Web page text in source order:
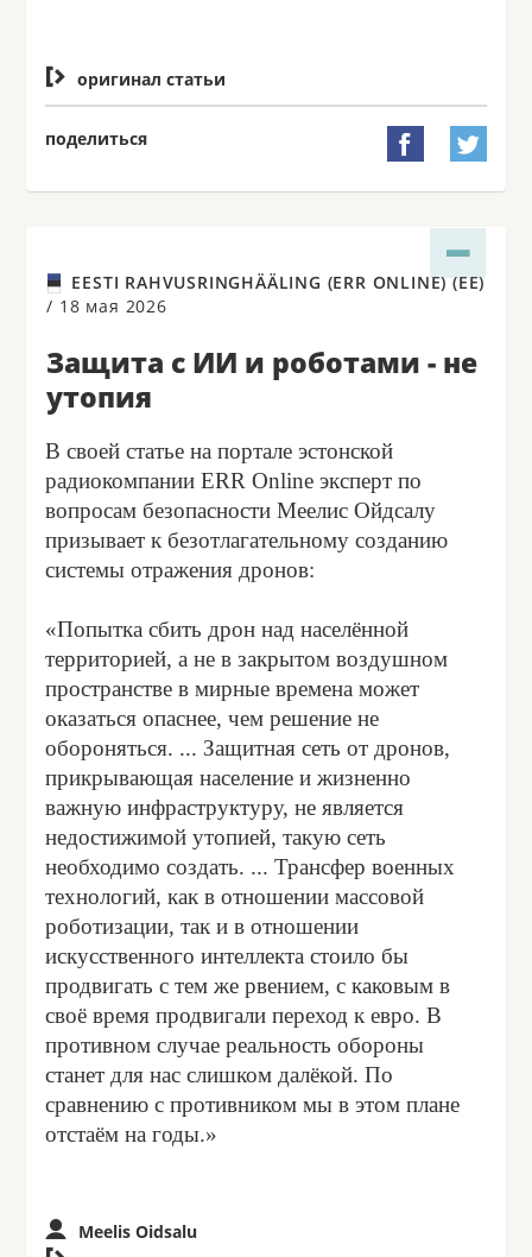
 оригинал статьи
поделиться  
EESTI RAHVUSRINGHÄÄLING (ERR ONLINE) (EE)
/ 18 мая 2026
Защита с ИИ и роботами - не
утопия
В своей статье на портале эстонской
радиокомпании ERR Online эксперт по
вопросам безопасности Меелис Ойдсалу
призывает к безотлагательному созданию
системы отражения дронов:
«Попытка сбить дрон над населённой
территорией, а не в закрытом воздушном
пространстве в мирные времена может
оказаться опаснее, чем решение не
обороняться. ... Защитная сеть от дронов,
прикрывающая население и жизненно
важную инфраструктуру, не является
недостижимой утопией, такую сеть
необходимо создать. ... Трансфер военных
технологий, как в отношении массовой
роботизации, так и в отношении
искусственного интеллекта стоило бы
продвигать с тем же рвением, с каковым в
своё время продвигали переход к евро. В
противном случае реальность обороны
станет для нас слишком далёкой. По
сравнению с противником мы в этом плане
отстаём на годы.»
Meelis Oidsalu